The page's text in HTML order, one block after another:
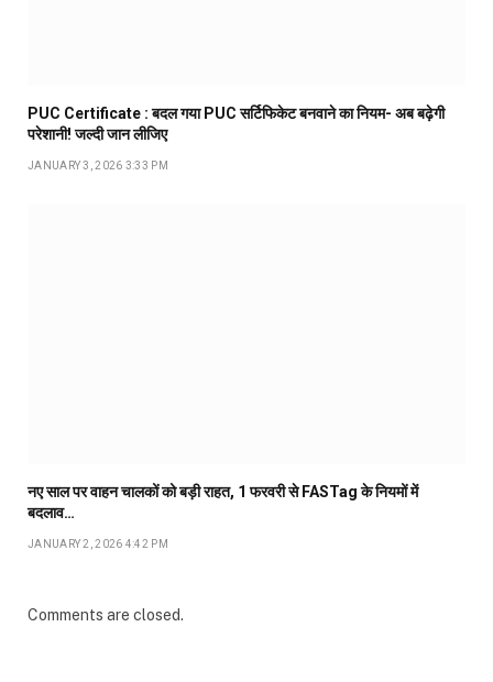
PUC Certificate : बदल गया PUC सर्टिफिकेट बनवाने का नियम- अब बढ़ेगी
परेशानी! जल्दी जान लीजिए
JANUARY 3, 2026 3:33 PM
नए साल पर वाहन चालकों को बड़ी राहत, 1 फरवरी से FASTag के नियमों में
बदलाव…
JANUARY 2, 2026 4:42 PM
Comments are closed.